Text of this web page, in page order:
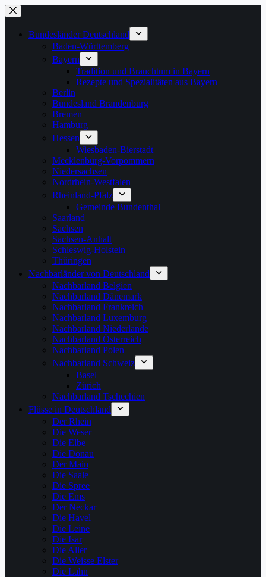
Zum
Inhalt
springenBundesländer Deutschland
Baden-Württemberg
Bayern
Tradition und Brauchtum in Bayern
Rezepte und Spezialitäten aus Bayern
Berlin
Bundesland Brandenburg
Bremen
Hamburg
Hessen
Wiesbaden-Bierstadt
Mecklenburg-Vorpommern
Niedersachsen
Nordrhein-Westfalen
Rheinland-Pfalz
Gemeinde Bundenthal
Saarland
Sachsen
Sachsen-Anhalt
Schleswig-Holstein
Thüringen
Nachbarländer von Deutschland
Nachbarland Belgien
Nachbarland Dänemark
Nachbarland Frankreich
Nachbarland Luxemburg
Nachbarland Niederlande
Nachbarland Österreich
Nachbarland Polen
Nachbarland Schweiz
Basel
Zürich
Nachbarland Tschechien
Flüsse in Deutschland
Der Rhein
Die Weser
Die Elbe
Die Donau
Der Main
Die Saale
Die Spree
Die Ems
Der Neckar
Die Havel
Die Leine
Die Isar
Die Aller
Die Weisse Elster
Die Lahn